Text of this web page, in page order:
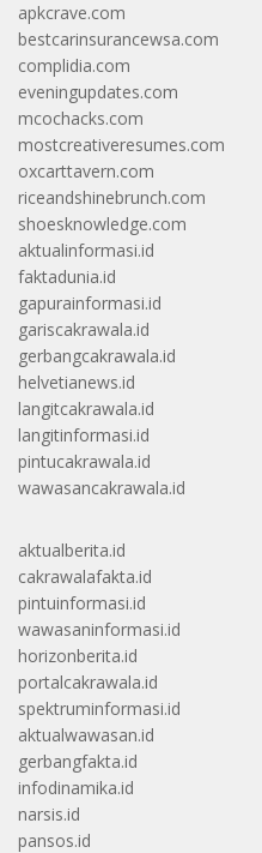
apkcrave.com
bestcarinsurancewsa.com
complidia.com
eveningupdates.com
mcochacks.com
mostcreativeresumes.com
oxcarttavern.com
riceandshinebrunch.com
shoesknowledge.com
aktualinformasi.id
faktadunia.id
gapurainformasi.id
gariscakrawala.id
gerbangcakrawala.id
helvetianews.id
langitcakrawala.id
langitinformasi.id
pintucakrawala.id
wawasancakrawala.id
aktualberita.id
cakrawalafakta.id
pintuinformasi.id
wawasaninformasi.id
horizonberita.id
portalcakrawala.id
spektruminformasi.id
aktualwawasan.id
gerbangfakta.id
infodinamika.id
narsis.id
pansos.id